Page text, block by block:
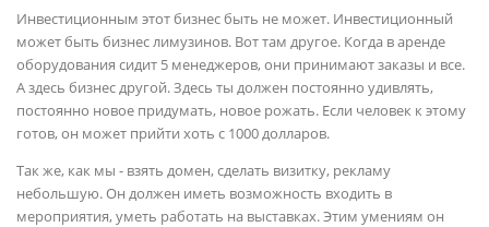
Инвестиционным этот бизнес быть не может. Инвестиционный
может быть бизнес лимузинов. Вот там другое. Когда в аренде
оборудования сидит 5 менеджеров, они принимают заказы и все.
А здесь бизнес другой. Здесь ты должен постоянно удивлять,
постоянно новое придумать, новое рожать. Если человек к этому
готов, он может прийти хоть с 1000 долларов.
Так же, как мы - взять домен, сделать визитку, рекламу
небольшую. Он должен иметь возможность входить в
мероприятия, уметь работать на выставках. Этим умениям он